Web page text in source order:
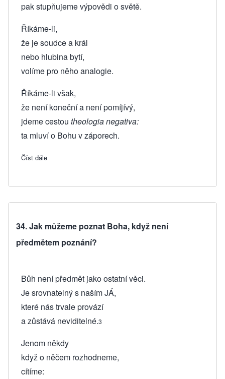
pak stupňujeme výpovědi o světě.
Říkáme-li,
že je soudce a král
nebo hlubina bytí,
volíme pro něho analogie.
Říkáme-li však,
že není koneční a není pomíjívý,
jdeme cestou theologia negativa:
ta mluví o Bohu v záporech.
Číst dále
34. Jak můžeme poznat Boha, když není
předmětem poznání?
Bůh není předmět jako ostatní věci.
Je srovnatelný s naším JÁ,
které nás trvale provází
a zůstává neviditelné.3
Jenom někdy
když o něčem rozhodneme,
cítíme: